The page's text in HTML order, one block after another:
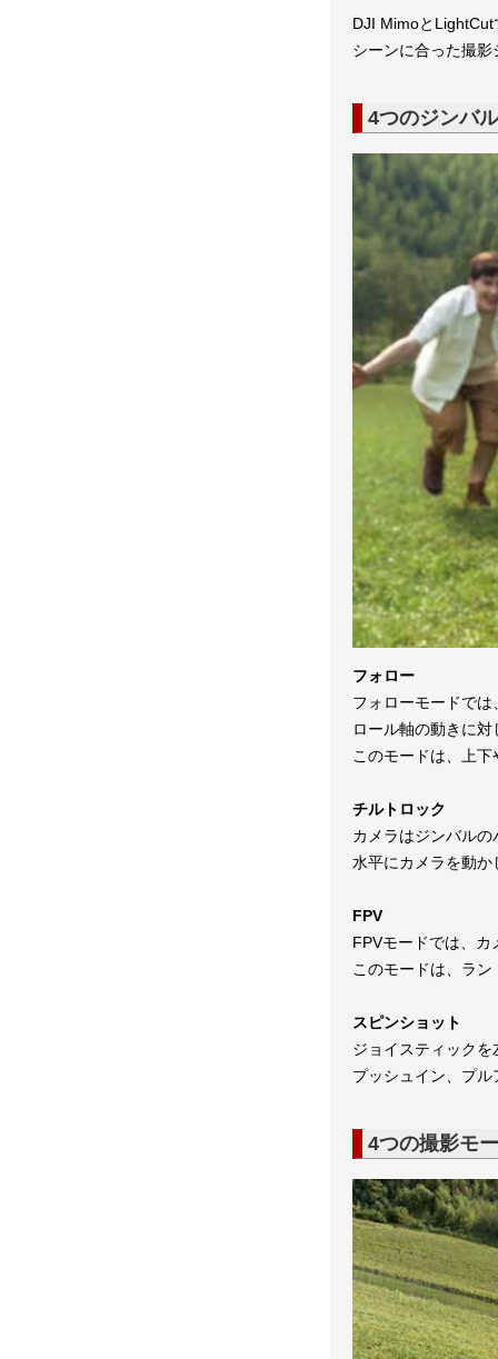
DJI Mimoと
シーンに合った撮
4つのジンバ
フォロー
フォローモードで
ロール軸の動きに
このモードは、上
チルトロック
カメラはジンバル
水平にカメラを動
FPV
FPVモードでは、
このモードは、ラ
スピンショット
ジョイスティック
プッシュイン、プ
4つの撮影モ